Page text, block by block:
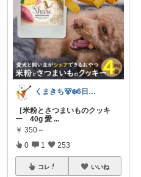
くまきち🐻‍❄️6日購入感謝🌻
［米粉とさつまいものクッキ
ー 40g 愛 ...
￥ 350～
0 1 253
コレ いいね